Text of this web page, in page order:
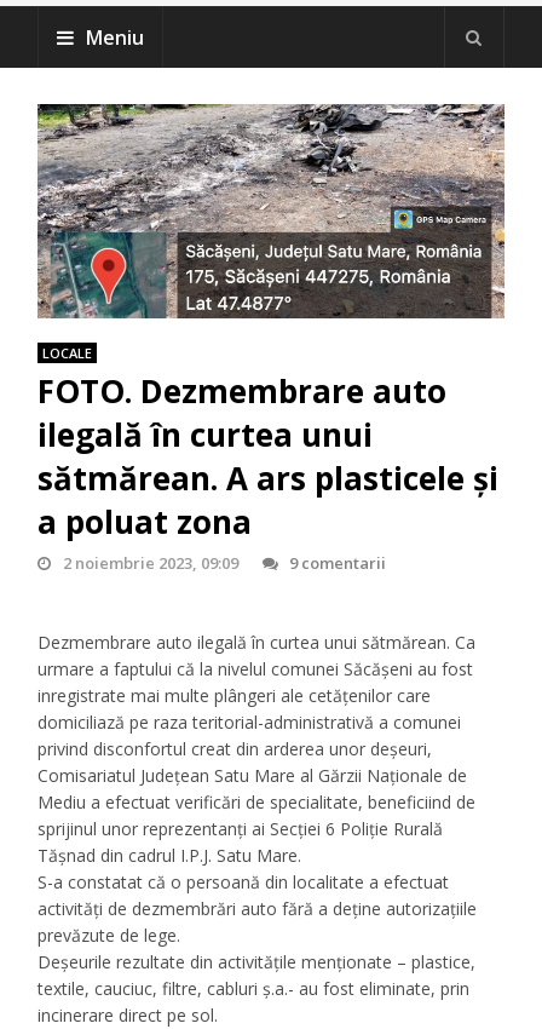
Meniu
LOCALE
FOTO. Dezmembrare auto
ilegală în curtea unui
sătmărean. A ars plasticele şi
a poluat zona
2 noiembrie 2023, 09:09 9 comentarii
Dezmembrare auto ilegală în curtea unui sătmărean. Ca
urmare a faptului că la nivelul comunei Săcăşeni au fost
inregistrate mai multe plângeri ale cetăţenilor care
domiciliază pe raza teritorial-administrativă a comunei
privind disconfortul creat din arderea unor deșeuri,
Comisariatul Județean Satu Mare al Gărzii Naţionale de
Mediu a efectuat verificări de specialitate, beneficiind de
sprijinul unor reprezentanți ai Secției 6 Poliție Rurală
Tășnad din cadrul I.P.J. Satu Mare.
S-a constatat că o persoană din localitate a efectuat
activități de dezmembrări auto fără a deține autorizațiile
prevăzute de lege.
Deșeurile rezultate din activităţile menționate – plastice,
textile, cauciuc, filtre, cabluri ș.a.- au fost eliminate, prin
incinerare direct pe sol.